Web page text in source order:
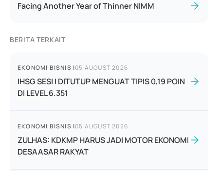
Facing Another Year of Thinner NIMM
BERITA TERKAIT
EKONOMI BISNIS |05 AUGUST 2026
IHSG SESI I DITUTUP MENGUAT TIPIS 0,19 POIN
DI LEVEL 6.351
EKONOMI BISNIS |05 AUGUST 2026
ZULHAS: KDKMP HARUS JADI MOTOR EKONOMI
DESAASAR RAKYAT